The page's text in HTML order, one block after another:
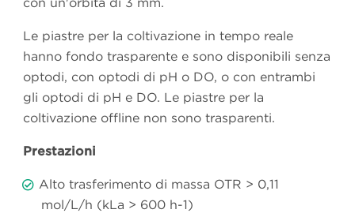
Le piastre per la coltivazione in tempo reale
hanno fondo trasparente e sono disponibili senza
optodi, con optodi di pH o DO, o con entrambi
gli optodi di pH e DO. Le piastre per la
coltivazione offline non sono trasparenti.
Prestazioni
Alto trasferimento di massa OTR > 0,11
mol/L/h (kLa > 600 h-1)